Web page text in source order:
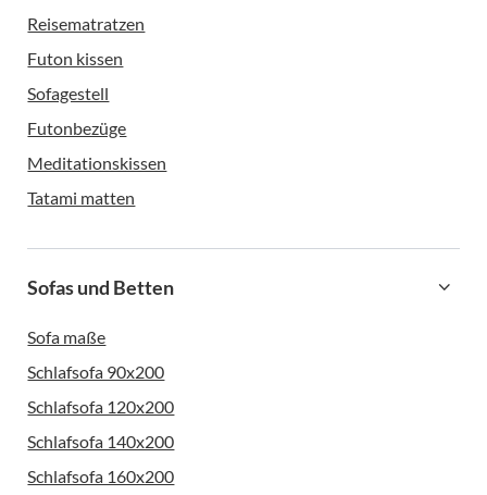
Reisematratzen
Futon kissen
Sofagestell
Futonbezüge
Meditationskissen
Tatami matten
Sofas und Betten
Sofa maße
Schlafsofa 90x200
Schlafsofa 120x200
Schlafsofa 140x200
Schlafsofa 160x200